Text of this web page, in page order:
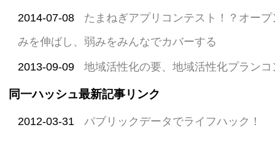
2014-07-08
たまねぎアプリコンテスト！？オー
みを伸ばし、弱みをみんなでカバーする
2013-09-09 地域活性化の要、地域活性化プランコ
同一ハッシュ最新記事リンク
2012-03-31 パブリックデータでライフハック！